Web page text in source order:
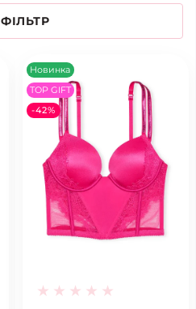
ФІЛЬТР
Новинка
TOP GIFT
-42%